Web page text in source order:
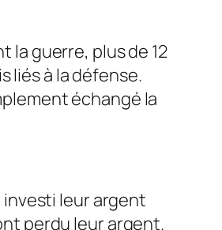
la guerre, plus de 12
liés à la défense.
échangé la
leur argent
perdu leur argent.